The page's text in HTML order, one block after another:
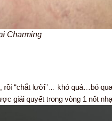
Charming
rồi “chắt lưỡi”… khó quá…bỏ
giải quyết trong vòng 1 nốt